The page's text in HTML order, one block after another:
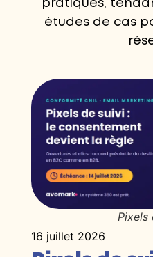
pratiques,
études de cas
Pixels
16 juillet 2026